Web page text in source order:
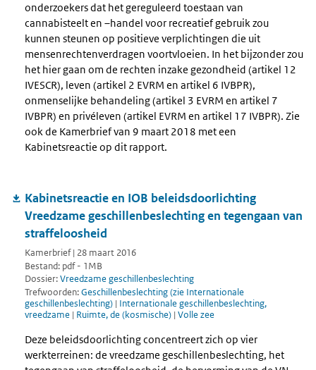
onderzoekers dat het gereguleerd toestaan van
cannabisteelt en –handel voor recreatief gebruik zou
kunnen steunen op positieve verplichtingen die uit
mensenrechtenverdragen voortvloeien. In het bijzonder zou
het hier gaan om de rechten inzake gezondheid (artikel 12
IVESCR), leven (artikel 2 EVRM en artikel 6 IVBPR),
onmenselijke behandeling (artikel 3 EVRM en artikel 7
IVBPR) en privéleven (artikel EVRM en artikel 17 IVBPR). Zie
ook de Kamerbrief van 9 maart 2018 met een
Kabinetsreactie op dit rapport.
Kabinetsreactie en IOB beleidsdoorlichting
Vreedzame geschillenbeslechting en tegengaan van
straffeloosheid
Kamerbrief | 28 maart 2016
Bestand: pdf - 1MB
Dossier:Vreedzame geschillenbeslechting
Trefwoorden:Geschillenbeslechting (zie Internationale
geschillenbeslechting) | Internationale geschillenbeslechting,
vreedzame | Ruimte, de (kosmische) | Volle zee
Deze beleidsdoorlichting concentreert zich op vier
werkterreinen: de vreedzame geschillenbeslechting, het